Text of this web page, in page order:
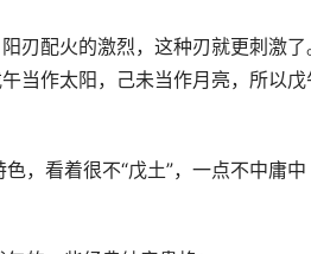
刃配火的激烈，这种刃就更刺激了
当作太阳，己未当作月亮，所以戊
，看着很不“戊土”，一点不中庸中